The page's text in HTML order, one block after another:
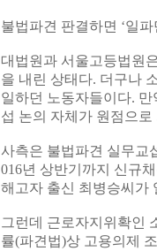
불법파견 판결하면 ‘일파
대법원과 서울고등법원
을 내린 상태다. 더구나
일하던 노동자들이다.
섭 논의 자체가 원점으로
사측은 불법파견 실무교
016년 상반기까지 신규
해고자 출신 최병승씨가
그런데 근로자지위확인
률(파견법)상 고용의제